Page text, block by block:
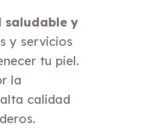
saludable y
y servicios
tu piel.
la
calidad